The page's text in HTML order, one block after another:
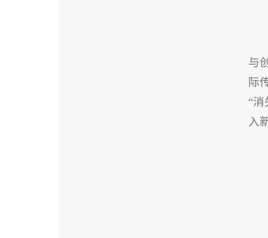
与
际
“
入